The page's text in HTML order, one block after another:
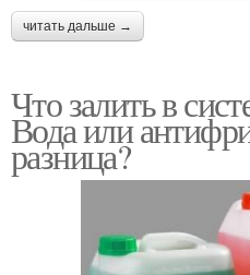
читать дальше →
Что залить в
Вода или
разница?